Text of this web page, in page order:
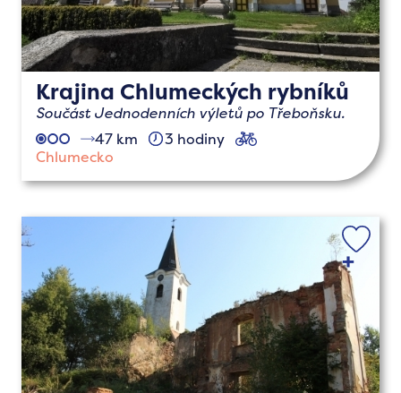
Krajina Chlumeckých rybníků
Součást Jednodenních výletů po Třeboňsku.
47 km
3 hodiny
Chlumecko